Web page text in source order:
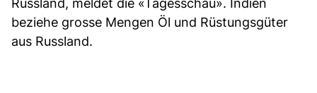
Russland, meldet die «Tagesschau». Indien
beziehe grosse Mengen Öl und Rüstungsgüter
aus Russland.